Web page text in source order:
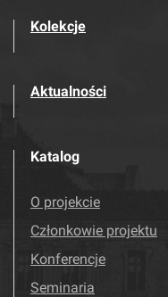
Kolekcje
Aktualności
Katalog
O projekcie
Członkowie projektu
Konferencje
Seminaria